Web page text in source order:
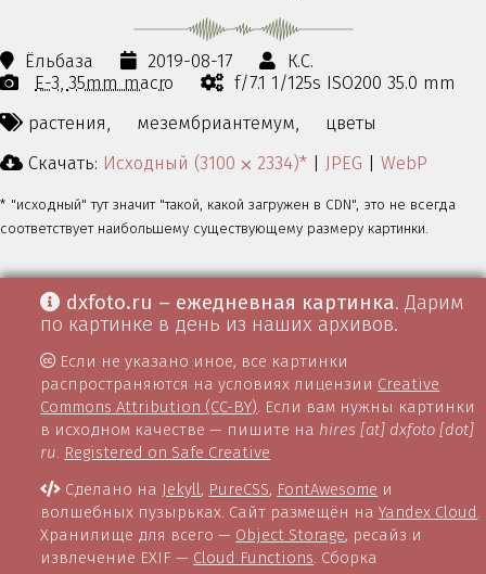
Ёльбаза 2019-08-17
К.С.
E-3 35mm macro
f/7.1 1/125s ISO200 35.0 mm
растения,
мезембриантемум,
цветы
Скачать: Исходный (3100 ⨉ 2334)* | JPEG | WebP
* "исходный" тут значит "такой, какой загружен в CDN", это не всегда
соответствует наибольшему существующему размеру картинки.
dxfoto.ru – ежедневная картинка. Дарим
по картинке в день из наших архивов.
Если не указано иное, все картинки
распространяются на условиях лицензии Creative
Commons Attribution (CC-BY). Если вам нужны картинки
в исходном качестве — пишите на hires [at] dxfoto [dot]
ru. Registered on Safe Creative
Сделано на Jekyll, PureCSS, FontAwesome и
волшебных пузырьках. Сайт размещён наYandex Cloud.
Хранилище для всего — Object Storage, ресайз и
извлечение EXIF — Cloud Functions. Сборка